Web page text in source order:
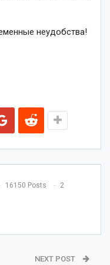
неудобства!
16150 Posts 2
NEXT POST